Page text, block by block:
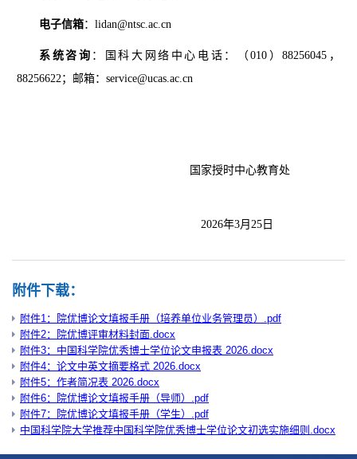
电子信箱：lidan@ntsc.ac.cn
系统咨询 ：国科大网络中心电话：（010）88256045，
88256622；
邮箱： service@ucas.ac.cn
国家授时中心教育处
2026年3月25日
附件下载：
附件1：院优博论文填报手册（培养单位业务管理员）.pdf
附件2：院优博评审材料封面.docx
附件3：中国科学院优秀博士学位论文申报表 2026.docx
附件4：论文中英文摘要格式 2026.docx
附件5：作者简况表 2026.docx
附件6：院优博论文填报手册（导师）.pdf
附件7：院优博论文填报手册（学生）.pdf
中国科学院大学推荐中国科学院优秀博士学位论文初选实施细则.docx